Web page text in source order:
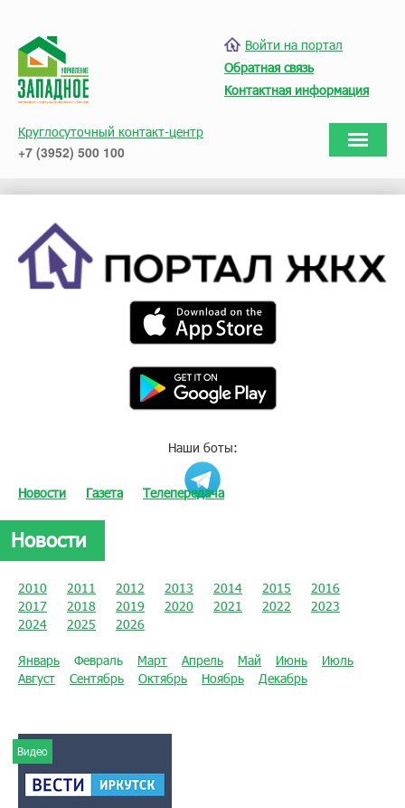
Войти на портал
Обратная связь
Контактная информация
Круглосуточный контакт-центр
+7 (3952) 500 100
Наши боты:
Новости Газета Телепередача
Новости
2010 2011 2012 2013 2014 2015
2016
2017
2018 2019 2020 2021 2022
2023
2024
2025 2026
Январь Февраль Март Апрель Май Июнь
Июль
Август
Сентябрь Октябрь Ноябрь Декабрь
Видео